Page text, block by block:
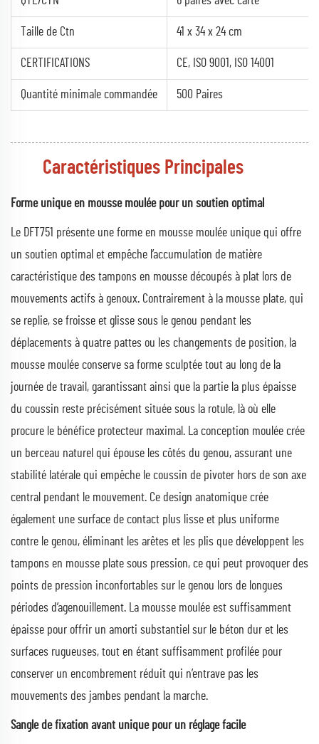
Taille de Ctn 41 x 34 x 24 cm
CERTIFICATIONS CE, ISO 9001, ISO 14001
Quantité minimale commandée 500 Paires
Caractéristiques Principales
Forme unique en mousse moulée pour un soutien optimal
Le DFT751 présente une forme en mousse moulée unique qui offre
un soutien optimal et empêche l’accumulation de matière
caractéristique des tampons en mousse découpés à plat lors de
mouvements actifs à genoux. Contrairement à la mousse plate, qui
se replie, se froisse et glisse sous le genou pendant les
déplacements à quatre pattes ou les changements de position, la
mousse moulée conserve sa forme sculptée tout au long de la
journée de travail, garantissant ainsi que la partie la plus épaisse
du coussin reste précisément située sous la rotule, là où elle
procure le bénéfice protecteur maximal. La conception moulée crée
un berceau naturel qui épouse les côtés du genou, assurant une
stabilité latérale qui empêche le coussin de pivoter hors de son axe
central pendant le mouvement. Ce design anatomique crée
également une surface de contact plus lisse et plus uniforme
contre le genou, éliminant les arêtes et les plis que développent les
tampons en mousse plate sous pression, ce qui peut provoquer des
points de pression inconfortables sur le genou lors de longues
périodes d’agenouillement. La mousse moulée est suffisamment
épaisse pour offrir un amorti substantiel sur le béton dur et les
surfaces rugueuses, tout en étant suffisamment profilée pour
conserver un encombrement réduit qui n’entrave pas les
mouvements des jambes pendant la marche.
Sangle de fixation avant unique pour un réglage facile